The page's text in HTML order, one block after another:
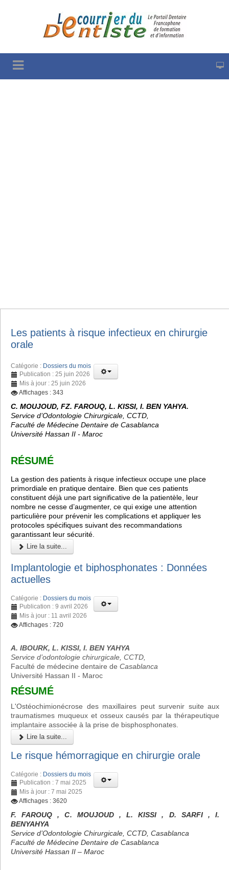
Les patients à risque infectieux en chirurgie
orale
Catégorie : Dossiers du mois
Publication : 25 juin 2026
Mis à jour : 25 juin 2026
Affichages : 343
C. MOUJOUD, FZ. FAROUQ, L. KISSI, I. BEN YAHYA.
Service d’Odontologie Chirurgicale, CCTD,
Faculté de Médecine Dentaire de Casablanca
Université Hassan II - Maroc
RÉSUMÉ
La gestion des patients à risque infectieux occupe une place
primordiale en pratique dentaire. Bien que ces patients
constituent déjà une part significative de la patientèle, leur
nombre ne cesse d’augmenter, ce qui exige une attention
particulière pour prévenir les complications et appliquer les
protocoles spécifiques suivant des recommandations
garantissant leur sécurité.
Lire la suite...
Implantologie et biphosphonates : Données
actuelles
Catégorie : Dossiers du mois
Publication : 9 avril 2026
Mis à jour : 11 avril 2026
Affichages : 720
A. IBOURK, L. KISSI, I. BEN YAHYA
Service d’odontologie chirurgicale, CCTD,
Faculté de médecine dentaire de Casablanca
Université Hassan II - Maroc
RÉSUMÉ
L'Ostéochimionécrose des maxillaires peut survenir suite aux
traumatismes muqueux et osseux causés par la thérapeutique
implantaire associée à la prise de bisphosphonates.
Lire la suite...
Le risque hémorragique en chirurgie orale
Catégorie : Dossiers du mois
Publication : 7 mai 2025
Mis à jour : 7 mai 2025
Affichages : 3620
F. FAROUQ , C. MOUJOUD , L. KISSI , D. SARFI , I.
BENYAHYA
Service d’Odontologie Chirurgicale, CCTD, Casablanca
Faculté de Médecine Dentaire de Casablanca
Université Hassan II – Maroc